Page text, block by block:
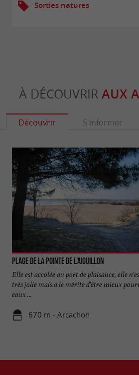
Sorties natures
À DÉCOUVRIR AUX
Découvrir S'informer
Plage de la Pointe de l'Aiguillon
Elle est accolée au port de plaisance, elle
très jolie mais a le mérite d'être mieux
eaux ...
670 m - Arcachon